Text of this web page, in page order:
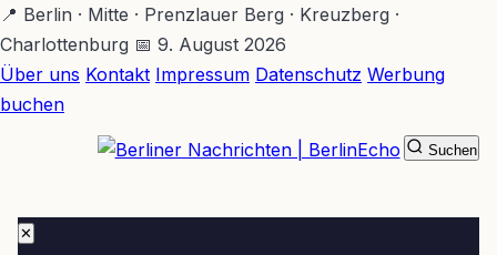
Zum
Hauptinhalt
springen
📍 Berlin · Mitte · Prenzlauer Berg · Kreuzberg ·
Charlottenburg 📅 9. August 2026
Über uns Kontakt Impressum Datenschutz Werbung
buchen
✕
Suchen